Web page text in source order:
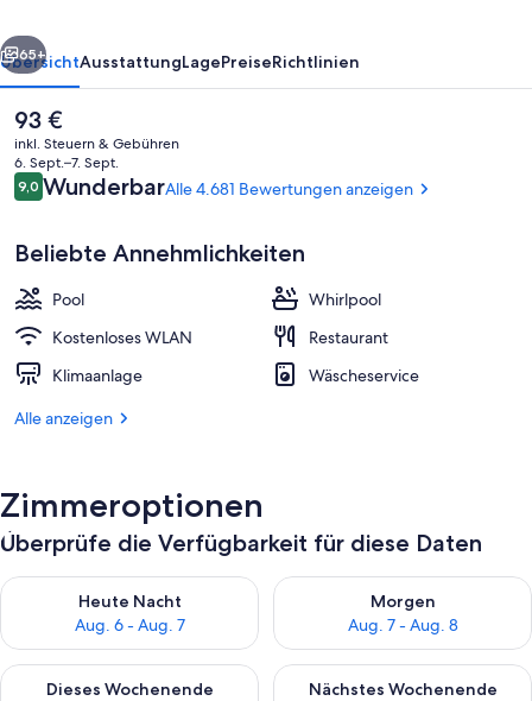
4 Außenpools, Cabañas (gegen
Weiter
65+
ÜbersichtAusstattungLagePreiseRichtlinien
Der
aktuelle
Preis
beträgt
93 €.
93 €
inkl. Steuern & Gebühren
6. Sept.–7. Sept.
Bewertungen
9,09,0 von 10.
WunderbarAlle 4.681 Bewertungen anzeigen
Beliebte Annehmlichkeiten
Pool
Whirlpool
Kostenloses WLAN
Restaurant
Klimaanlage
Wäscheservice
Alle anzeigen
Zimmeroptionen
Überprüfe die Verfügbarkeit für diese Daten
Heute Nacht
Aug. 6 - Aug. 7
Überprüfe die Verfügbarkeit für heute Nacht, Aug. 6 - Aug. 7.
Morgen
Aug. 7 - Aug. 8
Überprüfe die Verfügbarkeit
Dieses Wochenende
Überprüfe die Verfügbarkeit für dieses Wochenende, Aug. 7
Nächstes Wochenende
Überprüfe die Verfügbarkeit